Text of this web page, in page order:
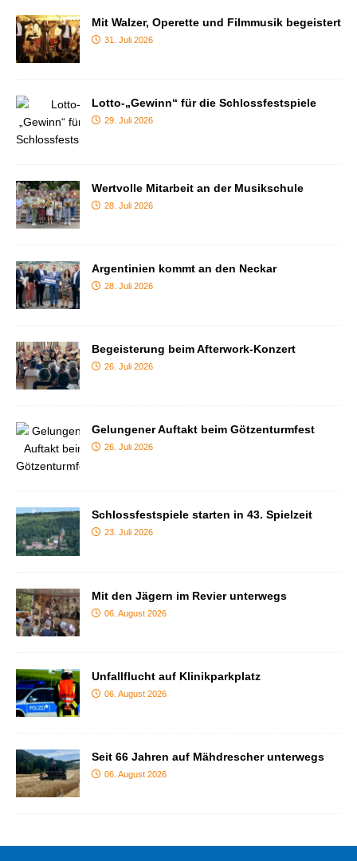
Mit Walzer, Operette und Filmmusik begeistert
31. Juli 2026
Lotto-„Gewinn“ für die Schlossfestspiele
29. Juli 2026
Wertvolle Mitarbeit an der Musikschule
28. Juli 2026
Argentinien kommt an den Neckar
28. Juli 2026
Begeisterung beim Afterwork-Konzert
26. Juli 2026
Gelungener Auftakt beim Götzenturmfest
26. Juli 2026
Schlossfestspiele starten in 43. Spielzeit
23. Juli 2026
Mit den Jägern im Revier unterwegs
06. August 2026
Unfallflucht auf Klinikparkplatz
06. August 2026
Seit 66 Jahren auf Mähdrescher unterwegs
06. August 2026